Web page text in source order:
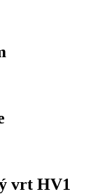
vrt HV1